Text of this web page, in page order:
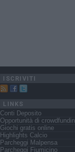
ISCRIVITI
LINKS
Conti Deposito
Opportunità di
Giochi gratis online
Highlights Calcio
Parcheggi Malpensa
Parcheggi Fiumicino